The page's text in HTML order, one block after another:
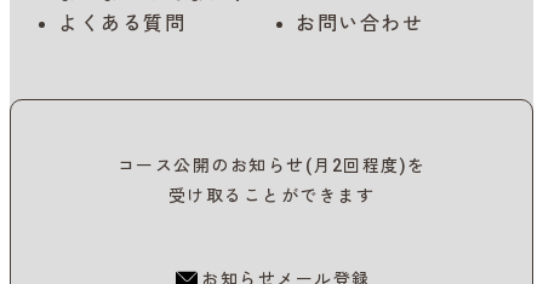
よくある質問
お問い合わせ
コース公開のお知らせ(月2回程度)を
受け取ることができます
お知らせメール登録